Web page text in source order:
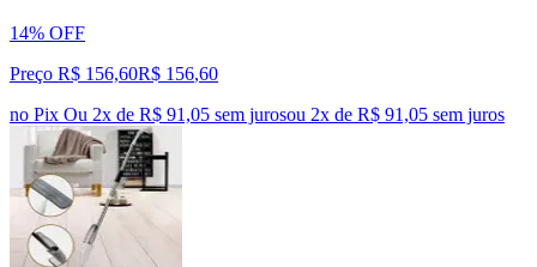
14% OFF
Preço R$ 156,60R$ 156,60
no Pix Ou 2x de R$ 91,05 sem jurosou 2x de R$ 91,05 sem juros